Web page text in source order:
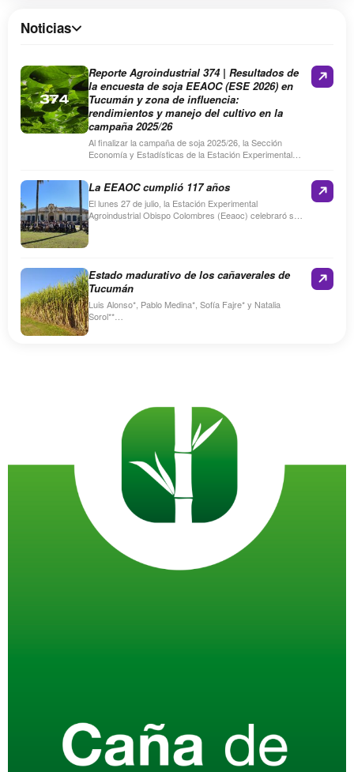
Noticias
Reporte Agroindustrial 374 | Resultados de
la encuesta de soja EEAOC (ESE 2026) en
Tucumán y zona de influencia:
rendimientos y manejo del cultivo en la
campaña 2025/26
Al finalizar la campaña de soja 2025/26, la Sección
Economía y Estadísticas de la Estación Experimental
La EEAOC cumplió 117 años
El lunes 27 de julio, la Estación Experimental
Agroindustrial Obispo Colombres (Eeaoc) celebraró su
Estado madurativo de los cañaverales de
Tucumán
Luis Alonso*, Pablo Medina*, Sofía Fajre* y Natalia
Sorol**